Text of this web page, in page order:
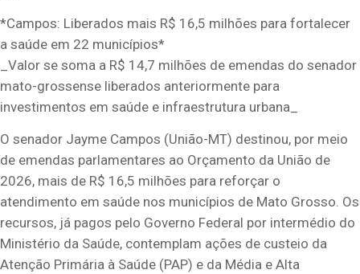
*Campos: Liberados mais R$ 16,5 milhões para fortalecer
a saúde em 22 municípios*
_Valor se soma a R$ 14,7 milhões de emendas do senador
mato-grossense liberados anteriormente para
investimentos em saúde e infraestrutura urbana_
O senador Jayme Campos (União-MT) destinou, por meio
de emendas parlamentares ao Orçamento da União de
2026, mais de R$ 16,5 milhões para reforçar o
atendimento em saúde nos municípios de Mato Grosso. Os
recursos, já pagos pelo Governo Federal por intermédio do
Ministério da Saúde, contemplam ações de custeio da
Atenção Primária à Saúde (PAP) e da Média e Alta